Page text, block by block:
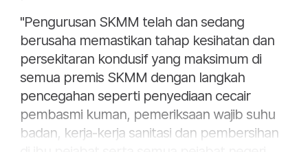
"Pengurusan SKMM telah dan sedang
berusaha memastikan tahap kesihatan dan
persekitaran kondusif yang maksimum di
semua premis SKMM dengan langkah
pencegahan seperti penyediaan cecair
pembasmi kuman, pemeriksaan wajib suhu
badan, kerja-kerja sanitasi dan pembersihan